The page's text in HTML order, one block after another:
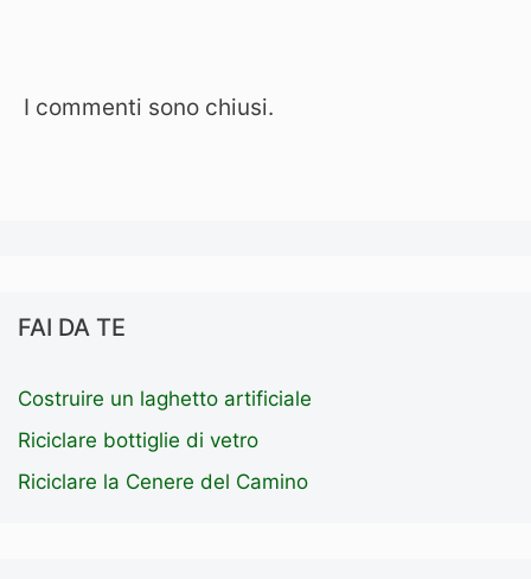
I commenti sono chiusi.
FAI DA TE
Costruire un laghetto artificiale
Riciclare bottiglie di vetro
Riciclare la Cenere del Camino